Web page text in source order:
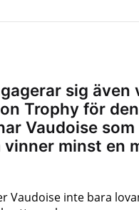
sig även
Trophy för
Vaudoise
minst en
Vaudoise inte bara